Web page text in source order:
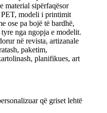
material sipërfaqësor
modeli i printimit
ose pa bojë të bardhë,
nga ngopja e modelit.
në revista, artizanale
paketim,
planifikues, art